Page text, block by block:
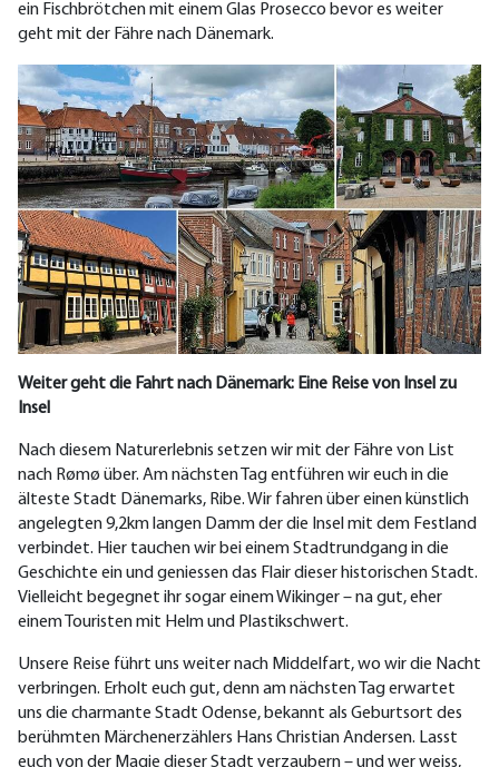
ein Fischbrötchen mit einem Glas Prosecco bevor es weiter
geht mit der Fähre nach Dänemark.
Weiter geht die Fahrt nach Dänemark: Eine Reise von Insel zu
Insel
Nach diesem Naturerlebnis setzen wir mit der Fähre von List
nach Rømø über. Am nächsten Tag entführen wir euch in die
älteste Stadt Dänemarks, Ribe.Wir fahren über einen künstlich
angelegten 9,2km langen Damm der die Insel mit dem Festland
verbindet. Hier tauchen wir bei einem Stadtrundgang in die
Geschichte ein und geniessen das Flair dieser historischen Stadt.
Vielleicht begegnet ihr sogar einem Wikinger – na gut, eher
einem Touristen mit Helm und Plastikschwert.
Unsere Reise führt uns weiter nach Middelfart, wo wir die Nacht
verbringen. Erholt euch gut, denn am nächsten Tag erwartet
uns die charmante Stadt Odense, bekannt als Geburtsort des
berühmten Märchenerzählers Hans Christian Andersen. Lasst
euch von der Magie dieser Stadt verzaubern – und wer weiss,